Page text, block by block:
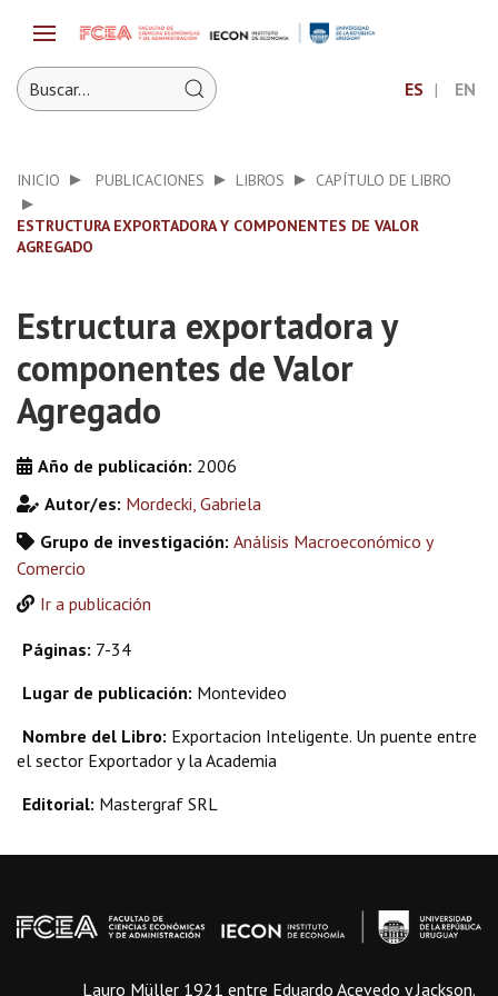
ES EN
INICIO PUBLICACIONES LIBROS CAPÍTULO DE LIBRO
ESTRUCTURA EXPORTADORA Y COMPONENTES DE VALOR
AGREGADO
Estructura exportadora y
componentes de Valor
Agregado
Año de publicación: 2006
Autor/es: Mordecki, Gabriela
Grupo de investigación: Análisis Macroeconómico y
Comercio
Ir a publicación
Páginas: 7-34
Lugar de publicación: Montevideo
Nombre del Libro: Exportacion Inteligente. Un puente entre
el sector Exportador y la Academia
Editorial: Mastergraf SRL
Lauro Müller 1921 entre Eduardo Acevedo y Jackson.